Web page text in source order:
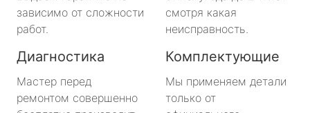
зависимо от сложности
работ.
смотря какая
неисправность.
Диагностика
Мастер перед
ремонтом совершенно
Комплектующие
Мы применяем детали
только от